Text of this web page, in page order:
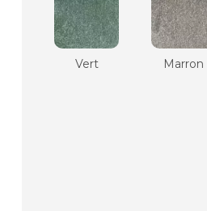
Vert Marron